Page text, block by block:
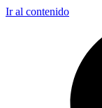
Ir al contenido